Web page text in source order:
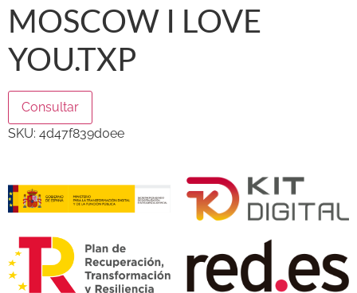
MOSCOW I LOVE
YOU.TXP
Consultar
SKU: 4d47f839d0ee